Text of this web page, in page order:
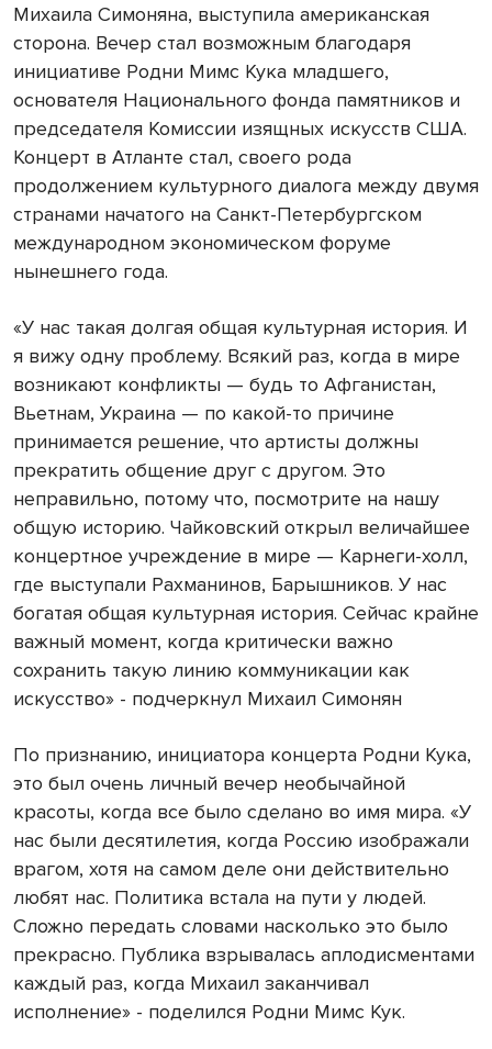
Михаила Симоняна, выступила американская
сторона. Вечер стал возможным благодаря
инициативе Родни Мимс Кука младшего,
основателя Национального фонда памятников и
председателя Комиссии изящных искусств США.
Концерт в Атланте стал, своего рода
продолжением культурного диалога между двумя
странами начатого на Санкт-Петербургском
международном экономическом форуме
нынешнего года.
«У нас такая долгая общая культурная история. И
я вижу одну проблему. Всякий раз, когда в мире
возникают конфликты — будь то Афганистан,
Вьетнам, Украина — по какой-то причине
принимается решение, что артисты должны
прекратить общение друг с другом. Это
неправильно, потому что, посмотрите на нашу
общую историю. Чайковский открыл величайшее
концертное учреждение в мире — Карнеги-холл,
где выступали Рахманинов, Барышников. У нас
богатая общая культурная история. Сейчас крайне
важный момент, когда критически важно
сохранить такую линию коммуникации как
искусство» - подчеркнул Михаил Симонян
По признанию, инициатора концерта Родни Кука,
это был очень личный вечер необычайной
красоты, когда все было сделано во имя мира. «У
нас были десятилетия, когда Россию изображали
врагом, хотя на самом деле они действительно
любят нас. Политика встала на пути у людей.
Сложно передать словами насколько это было
прекрасно. Публика взрывалась аплодисментами
каждый раз, когда Михаил заканчивал
исполнение» - поделился Родни Мимс Кук.